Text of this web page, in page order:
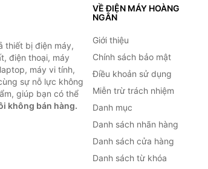
thiết bị điện máy,
điện thoại, máy
máy vi tính,
sự nỗ lực không
giúp bạn có thể
không bán hàng.
VỀ ĐIỆN MÁY HOÀNG
NGÂN
Giới thiệu
Chính sách bảo mật
Điều khoản sử dụng
Miễn trừ trách nhiệm
Danh mục
Danh sách nhãn hàng
Danh sách cửa hàng
Danh sách từ khóa